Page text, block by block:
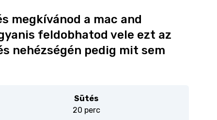
megkívánod a mac and
feldobhatod vele ezt az
nehézségén pedig mit sem
Sütés
20 perc